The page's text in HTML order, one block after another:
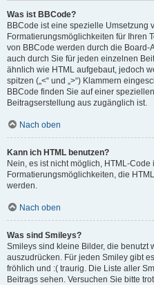
Was ist BBCode?
BBCode ist eine spezielle Umsetzung
Formatierungsmöglichkeiten für Ihren
von BBCode werden durch die
auch durch Sie für jeden einzelnen
ähnlich wie HTML aufgebaut, jedoch
spitzen („<“ und „>“) Klammern
BBCode finden Sie auf einer
Beitragserstellung aus zugänglich ist.
Nach oben
Kann ich HTML benutzen?
Nein, es ist nicht möglich, HTML-
Formatierungsmöglichkeiten, die
werden.
Nach oben
Was sind Smileys?
Smileys sind kleine Bilder, die benutzt
auszudrücken. Für jeden Smiley gibt
fröhlich und :( traurig. Die Liste aller
Beitrags sehen. Versuchen Sie bitte